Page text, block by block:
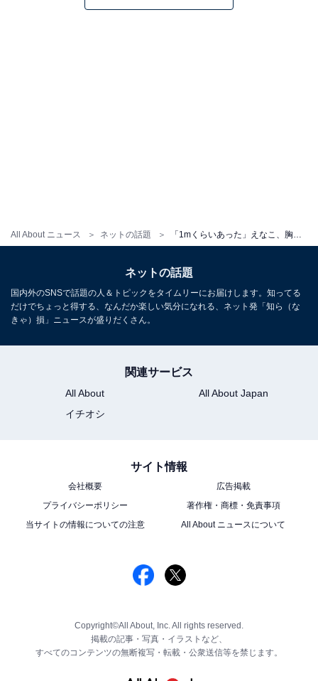
All About ニュース ネットの話題
ネットの話題
国内外のSNSで話題の人＆トピックをタイムリーにお届けします。知ってる
だけでちょっと得する、なんだか楽しい気分になれる、ネット発「知ら（な
きゃ）損」ニュースが盛りだくさん。
関連サービス
All About
All About Japan
イチオシ
サイト情報
会社概要
広告掲載
プライバシーポリシー
著作権・商標・免責事項
当サイトの情報についての注意
All About ニュースについて
Copyright©All About, Inc. All rights reserved.
掲載の記事・写真・イラストなど、
すべてのコンテンツの無断複写・転載・公衆送信等を禁じます。